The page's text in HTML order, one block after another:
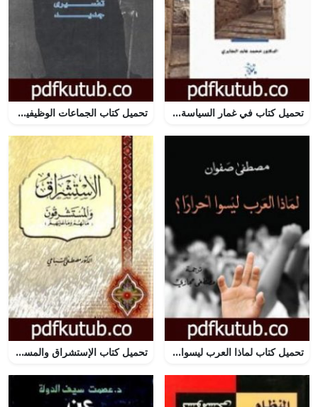
تحميل كتاب في غمار السياسة – فكراً وممارسة – الكتاب الثاني PDF تأليف محمد عابد الجابري مجانا [كامل] تحميل كتاب الجماعات الوظيفية اليهودية – نموذج تفسيري جديد PDF تأليف عبد الوهاب المسيري مجانا [كامل]
تحميل كتاب لماذا العرب ليسوا أحراراً؟ PDF تأليف مصطفى صفوان مجانا [كامل] تحميل كتاب الإستشراق والمستشرقون ما لهم وما علیهم PDF تأليف مصطفى السباعي مجانا [كامل]